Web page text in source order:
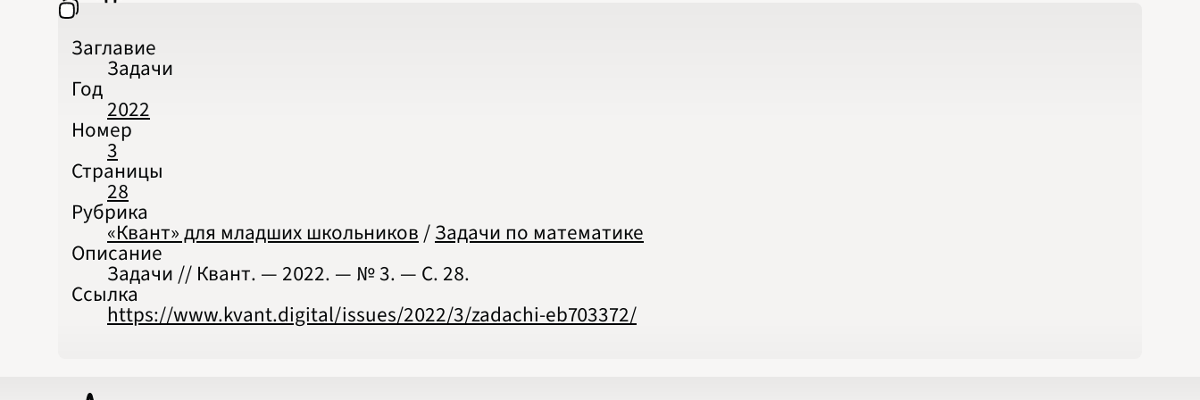
Заглавие
Задачи
Год
2022
Номер
3
Страницы
28
Рубрика
«Квант» для младших школьников /Задачи по математике
Описание
Задачи // Квант. — 2022. — № 3. — С. 28.
Ссылка
https://www.kvant.digital/issues/2022/3/zadachi-eb703372/